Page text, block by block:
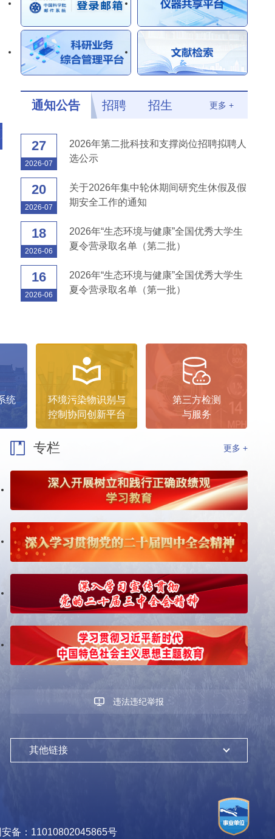
通知公告 招聘 招生 更多 +
27
2026-07
2026年第二批科技和支撑岗位招聘拟聘人
选公示
20
2026-07
关于2026年集中轮休期间研究生休假及假
期安全工作的通知
18
2026-06
2026年“生态环境与健康”全国优秀大学生
夏令营录取名单（第二批）
16
2026-06
2026年“生态环境与健康”全国优秀大学生
夏令营录取名单（第一批）
统
环境污染物识别与
控制协同创新平台
第三方检测
与服务
专栏 更多 +
违法违纪举报
其他链接
备：11010802045865号